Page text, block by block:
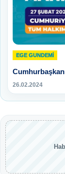
EGE GUNDEMİ
26.02.2024